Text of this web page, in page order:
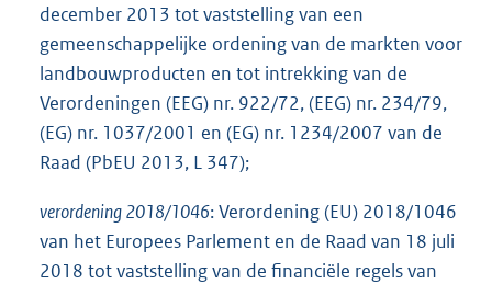
december 2013 tot vaststelling van een
gemeenschappelijke ordening van de markten voor
landbouwproducten en tot intrekking van de
Verordeningen (EEG) nr. 922/72, (EEG) nr. 234/79,
(EG) nr. 1037/2001 en (EG) nr. 1234/2007 van de
Raad (PbEU 2013, L 347);
verordening 2018/1046: Verordening (EU) 2018/1046
van het Europees Parlement en de Raad van 18 juli
2018 tot vaststelling van de financiële regels van